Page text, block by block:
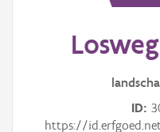
ID
https://